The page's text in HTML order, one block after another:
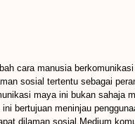
cara manusia
sosial tertentu sebagai
maya ini bukan sahaja
bertujuan meninjau
dilaman sosial.Medium